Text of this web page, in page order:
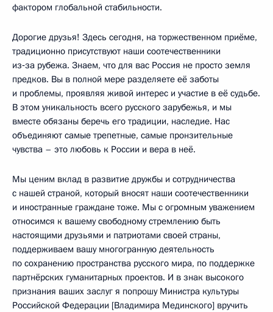
фактором глобальной стабильности.
Дорогие друзья! Здесь сегодня, на торжественном приёме,
традиционно присутствуют наши соотечественники
из‑за рубежа. Знаем, что для вас Россия не просто земля
предков. Вы в полной мере разделяете её заботы
и проблемы, проявляя живой интерес и участие в её судьбе.
В этом уникальность всего русского зарубежья, и мы
вместе обязаны беречь его традиции, наследие. Нас
объединяют самые трепетные, самые пронзительные
чувства – это любовь к России и вера в неё.
Мы ценим вклад в развитие дружбы и сотрудничества
с нашей страной, который вносят наши соотечественники
и иностранные граждане тоже. Мы с огромным уважением
относимся к вашему свободному стремлению быть
настоящими друзьями и патриотами своей страны,
поддерживаем вашу многогранную деятельность
по сохранению пространства русского мира, по поддержке
партнёрских гуманитарных проектов. И в знак высокого
признания ваших заслуг я попрошу Министра культуры
Российской Федерации [Владимира Мединского] вручить